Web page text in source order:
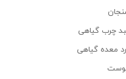
چرب گیاهی
معده گیاهی